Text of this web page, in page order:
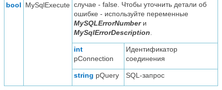
bool MySqlExecute случае - false. Чтобы уточнить детали об
ошибке - используйте переменные
MySQLErrorNumberи
MySqlErrorDescription.
int
pConnection
Идентификатор
соединения
string pQuery SQL-запрос